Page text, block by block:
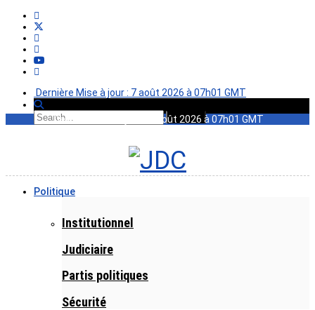
Dernière Mise à jour : 7 août 2026 à 07h01 GMT
Dernière Mise à jour : 7 août 2026 à 07h01 GMT
Politique
Institutionnel
Judiciaire
Partis politiques
Sécurité